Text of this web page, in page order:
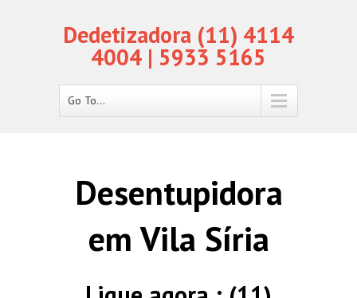
Dedetizadora (11) 4114
4004 | 5933 5165
Go To...
Desentupidora
em Vila Síria